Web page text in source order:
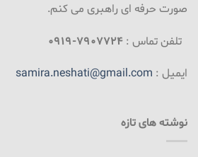
صورت حرفه ای راهبری می کنم.
تلفن تماس : ۷۹۰۷۷۲۴-۰۹۱۹
ایمیل : samira.neshati@gmail.com
نوشته های تازه